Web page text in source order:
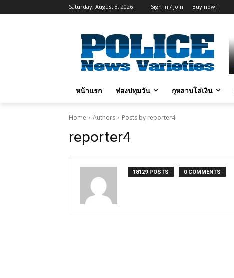
Saturday, August 8, 2026 Sign in / Join Buy now!
หน้าแรก ท่องปทุมวัน กุหลาบโล่เงิน
Home Authors Posts by reporter4
reporter4
18129 POSTS 0 COMMENTS